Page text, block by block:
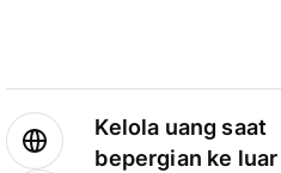
Kelola uang saat
bepergian ke luar